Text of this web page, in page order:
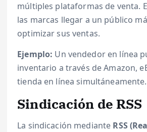
múltiples plataformas de venta.
las marcas llegar a un público
optimizar sus ventas.
Ejemplo: Un vendedor en línea
inventario a través de Amazon,
tienda en línea simultáneamente.
Sindicación de RSS
La sindicación mediante RSS